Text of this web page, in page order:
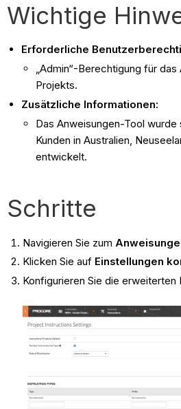
Wichtige
Erforderliche
„Admin“-Berechtigung für
Projekts.
Zusätzliche Informationen:
Das Anweisungen-Tool
Kunden in Australien,
entwickelt.
Schritte
Navigieren Sie zum
Klicken Sie auf Einstellungen
Konfigurieren Sie die erweiterten